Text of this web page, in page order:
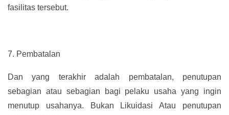
fasilitas tersebut.
7. Pembatalan
Dan yang terakhir adalah pembatalan, penutupan
sebagian atau sebagian bagi pelaku usaha yang ingin
menutup usahanya. Bukan Likuidasi Atau penutupan